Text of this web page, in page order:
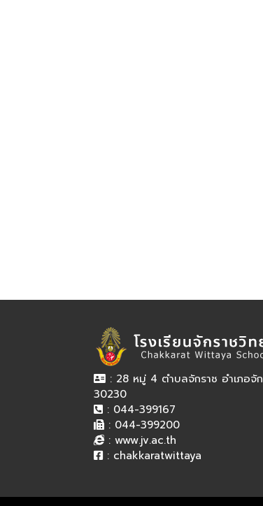
: 28 หมู่ 4 ตำบลจักราช อำเภอ
30230
: 044-399167
: 044-399200
: www.jv.ac.th
: chakkaratwittaya